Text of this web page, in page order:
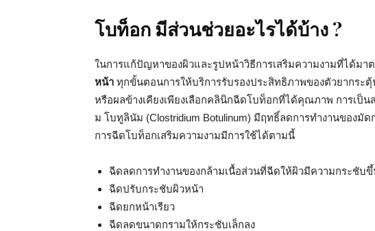
โบท็อก มีส่วนช่วยอะไรได้บ้าง ?
ในการแก้ปัญหาของผิวและรูปหน้าวิธีการเสริมความงามที่ได้มาต
หน้า ทุกขั้นตอนการให้บริการรับรองประสิทธิภาพของตัวยากระตุ้
หรือผลข้างเคียงเพียงเลือกคลินิกฉีดโบท็อกที่ได้คุณภาพ การเป็
ม โบทูลินัม (Clostridium Botulinum) มีฤทธิ์ลดการทำงานของมั
การฉีดโบท็อกเสริมความงามมีการใช้ได้ตามนี้
ฉีดลดการทำงานของกล้ามเนื้อส่วนที่ฉีดให้ผิวมีความกระชับ
ฉีดปรับกระชับผิวหน้า
ฉีดยกหน้าเรียว
ฉีดลดขนาดกรามให้กระชับเล็กลง